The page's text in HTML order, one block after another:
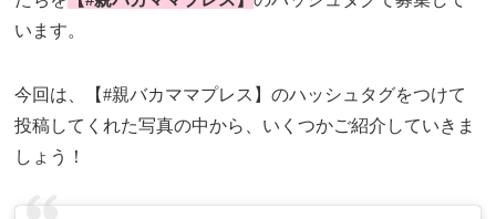
います。
今回は、【#親バカママプレス】のハッシュタグをつけて
投稿してくれた写真の中から、いくつかご紹介していきま
しょう！